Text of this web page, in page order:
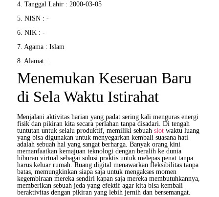
4. Tanggal Lahir : 2000-03-05
5. NISN : -
6. NIK : -
7. Agama : Islam
8. Alamat :
Menemukan Keseruan Baru
di Sela Waktu Istirahat
Menjalani aktivitas harian yang padat sering kali menguras energi
fisik dan pikiran kita secara perlahan tanpa disadari. Di tengah
tuntutan untuk selalu produktif, memiliki sebuah slot waktu luang
yang bisa digunakan untuk menyegarkan kembali suasana hati
adalah sebuah hal yang sangat berharga. Banyak orang kini
memanfaatkan kemajuan teknologi dengan beralih ke dunia
hiburan virtual sebagai solusi praktis untuk melepas penat tanpa
harus keluar rumah. Ruang digital menawarkan fleksibilitas tanpa
batas, memungkinkan siapa saja untuk mengakses momen
kegembiraan mereka sendiri kapan saja mereka membutuhkannya,
memberikan sebuah jeda yang efektif agar kita bisa kembali
beraktivitas dengan pikiran yang lebih jernih dan bersemangat.